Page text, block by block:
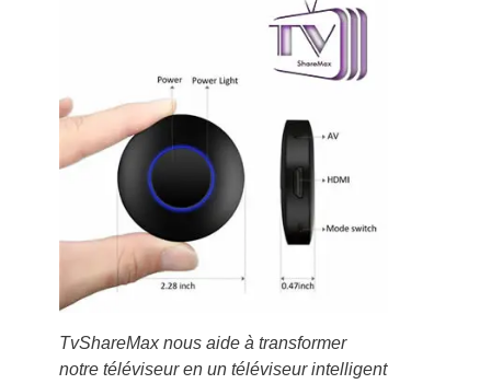
TvShareMax nous aide à transformer
notre téléviseur en un téléviseur intelligent